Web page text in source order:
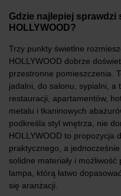
Gdzie najlepiej sprawdzi
HOLLYWOOD?
Trzy punkty świetlne
HOLLYWOOD dobrze
przestronne pomieszczenia.
jadalni, do salonu, sypialni, a
restauracji, apartamentów,
metalu i tkaninowych
podkreśla styl wnętrza, nie
HOLLYWOOD to propozycja
praktycznego, a
solidne materiały i
lampa, którą łatwo
się aranżacji.